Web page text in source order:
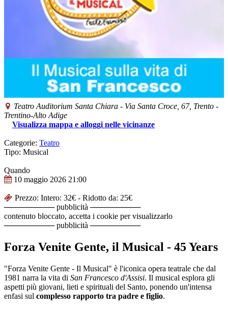
Teatro Auditorium Santa Chiara - Via Santa Croce, 67, Trento -
Trentino-Alto Adige
Visualizza mappa e alloggi nelle vicinanze
Categorie: Teatro
Tipo: Musical
Quando
10 maggio 2026 21:00
Prezzo: Intero: 32€ - Ridotto da: 25€
───────── pubblicità ─────────
contenuto bloccato, accetta i cookie per visualizzarlo
───────── pubblicità ─────────
Forza Venite Gente, il Musical - 45 Years
"Forza Venite Gente - Il Musical" è l'iconica opera teatrale che dal
1981 narra la vita di San Francesco d'Assisi. Il musical esplora gli
aspetti più giovani, lieti e spirituali del Santo, ponendo un'intensa
enfasi sul complesso rapporto tra padre e figlio.